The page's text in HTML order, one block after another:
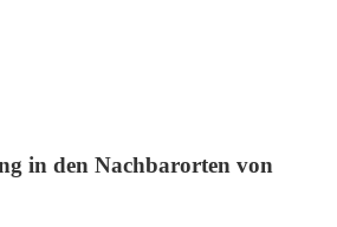
in den Nachbarorten von